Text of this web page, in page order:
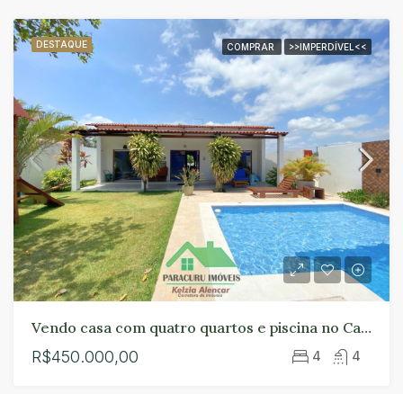
DESTAQUE COMPRAR >>IMPERDÍVEL<<
Vendo casa com quatro quartos e piscina no Campo de Semente em Paracuru.
R$450.000,00 4 4